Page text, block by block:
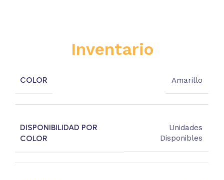
Inventario
COLOR Amarillo
DISPONIBILIDAD POR
COLOR
Unidades
Disponibles